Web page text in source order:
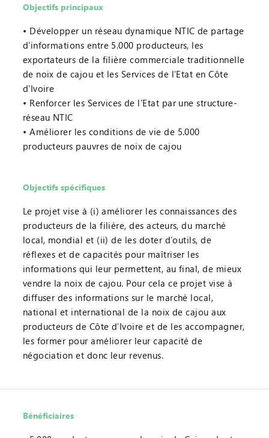
Objectifs principaux
Développer un réseau dynamique NTIC de partage
d’informations entre 5.000 producteurs, les
exportateurs de la filière commerciale traditionnelle
de noix de cajou et les Services de l’Etat en Côte
d’Ivoire
Renforcer les Services de l’Etat par une structure-
réseau NTIC
Améliorer les conditions de vie de 5.000
producteurs pauvres de noix de cajou
Objectifs spécifiques
Le projet vise à (i) améliorer les connaissances des
producteurs de la filière, des acteurs, du marché
local, mondial et (ii) de les doter d’outils, de
réflexes et de capacités pour maîtriser les
informations qui leur permettent, au final, de mieux
vendre la noix de cajou. Pour cela ce projet vise à
diffuser des informations sur le marché local,
national et international de la noix de cajou aux
producteurs de Côte d’Ivoire et de les accompagner,
les former pour améliorer leur capacité de
négociation et donc leur revenus.
Bénéficiaires